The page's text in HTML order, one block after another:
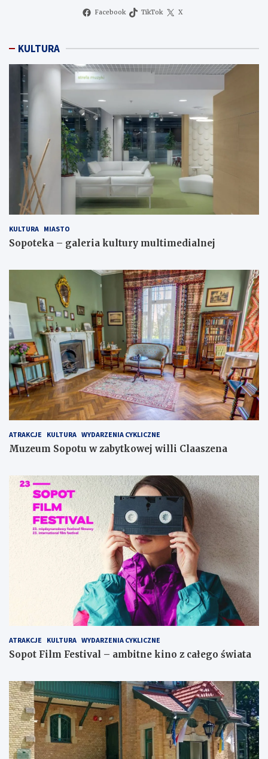
Facebook TikTok X
KULTURA
KULTURA MIASTO
Sopoteka – galeria kultury multimedialnej
ATRAKCJE KULTURA WYDARZENIA CYKLICZNE
Muzeum Sopotu w zabytkowej willi Claaszena
ATRAKCJE KULTURA WYDARZENIA CYKLICZNE
Sopot Film Festival – ambitne kino z całego świata